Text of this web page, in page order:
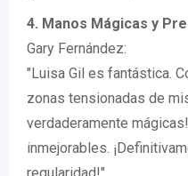
4. Manos Mágicas y
Gary Fernández:
"Luisa Gil es fantástica.
zonas tensionadas de
verdaderamente
inmejorables.
regularidad!"